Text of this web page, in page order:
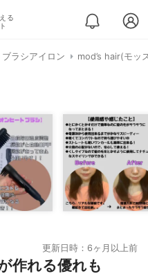
る
ブラシアイロン mod’s hair(モッ
更新日時：6ヶ月以上前
作れる優れも